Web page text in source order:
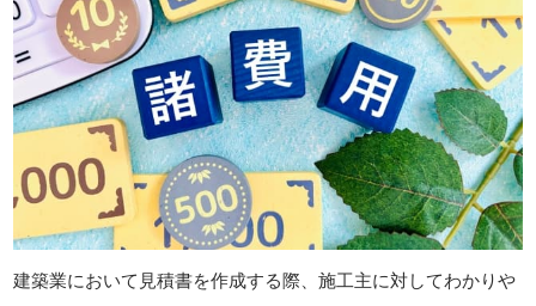
建築業において見積書を作成する際、施工主に対してわかりや